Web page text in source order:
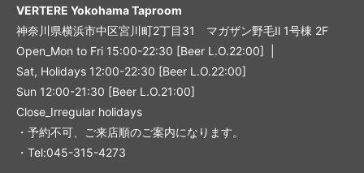
VERTERE Yokohama Taproom
神奈川県横浜市中区宮川町2丁目31 マガザン野毛Ⅱ 1号棟 2F
Open_Mon to Fri 15:00-22:30 [Beer L.O.22:00] |
Sat, Holidays 12:00-22:30 [Beer L.O.22:00]
Sun 12:00-21:30 [Beer L.O.21:00]
Close_Irregular holidays
・予約不可、ご来店順のご案内になります。
・Tel:045-315-4273